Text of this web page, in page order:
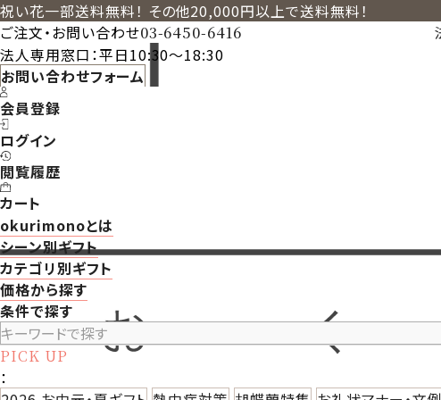
祝い花一部送料無料！ その他20,000円以上で送料無料！
ご注文・お問い合わせ03-6450-6416
法人専用窓口：平日10:30～18:30
お問い合わせフォーム
会員登録
ログイン
閲覧履歴
カート
okurimonoとは
シーン別ギフト
カテゴリ別ギフト
価格から探す
条件で探す
PICK UP
：